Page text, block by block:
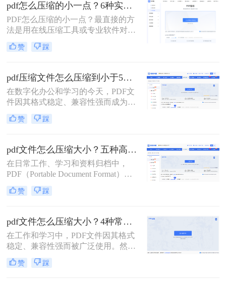
业软件「转转大师PDF转换器」——
它支持自定义压缩等级、图片重采
样，且完全本地处理，安全无广告。
的需求，然后逐一详解每种方法的具
pdf怎么压缩的小一点？6种实用方法详解（2026最新）
PDF怎么压缩的小一点？最直接的方
法是用在线压缩工具或专业软件对
PDF文件进行重新编码和优化，通过
降低图片分辨率、压缩内嵌字体、去
可读的前提下将文件体积缩小到原来
的10%~50%。
赞 踩
pdf压缩文件怎么压缩到小于5M？4种压缩方法终极指南！
在数字化办公和学习的今天，PDF文
件因其格式稳定、兼容性强而成为我
们日常传输文档的首选。然而，我们
常常会遇到一个令人头疼的问题：一
清图片、复杂图表或嵌入字体而体积
庞大，动辄几十兆甚至上百兆。无论
是通过电子邮件发送（通常有附件大
小限制）、上传至学习平台还是提交
至企业系统，文件大小限制（如常见
的5MB）往往是一道难以逾越的关
5M呢？
赞 踩
pdf文件怎么压缩大小？五种高效方法全面解析与实战！
在日常工作、学习和资料归档中，
PDF（Portable Document Format）因
其跨平台、格式固定的特性而成为最
常用的文件格式之一。然而，随之而
不仅占用存储空间，更在邮件发送、
即时通讯传输和网页上传时带来诸多
不便。如何在不显著损失质量的前提
下，有效“瘦身”PDF文件，已成为一
项必备技能。
赞 踩
pdf文件怎么压缩大小？4种常用压缩方法详解！
在工作和学习中，PDF文件因其格式
稳定、兼容性强而被广泛使用。然
而，PDF文件体积过大常会导致存储
空间不足、传输速度慢等问题。那么
赞 踩